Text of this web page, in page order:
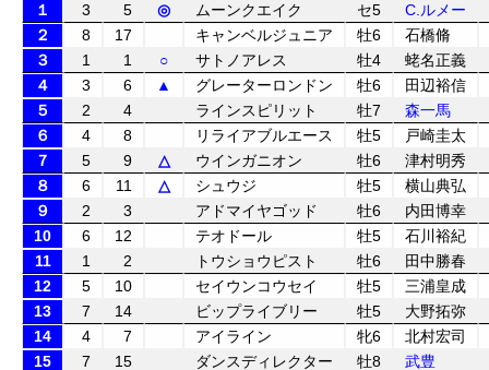
１ 3 5 ◎ ムーンクエイク セ5
C.ルメー
２
8 17 キャンベルジュニア 牡6
石橋脩
３
1 1 ○ サトノアレス 牡4
蛯名正義
４
3 6 ▲ グレーターロンドン 牡6
田辺裕信
５
2 4 ラインスピリット 牡7
森一馬
６
4 8 リライアブルエース 牡5
戸崎圭太
７
5 9 △ ウインガニオン 牡6
津村明秀
８
6 11 △ シュウジ 牡5
横山典弘
９
2 3 アドマイヤゴッド 牡6
内田博幸
10
6 12 テオドール 牡5
石川裕紀
11
1 2 トウショウピスト 牡6
田中勝春
12
5 10 セイウンコウセイ 牡5
三浦皇成
13
7 14 ビップライブリー 牡5
大野拓弥
14
4 7 アイライン 牝6
北村宏司
15
7 15 ダンスディレクター 牡8
武豊